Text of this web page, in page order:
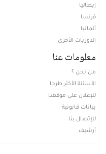
إيطاليا
فرنسا
ألمانيا
الدوريات الأخرى
معلومات عنا
من نحن ؟
الأسئلة الأكثر طرحا
للإعلان على موقعنا
بيانات قانونية
للإتصال بنا
أرشيف